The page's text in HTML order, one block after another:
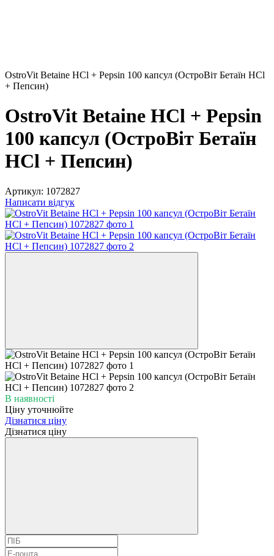
OstroVit Betaine HCl + Pepsin 100 капсул (ОстроВіт Бетаїн HCl
+ Пепсин)
OstroVit Betaine HCl + Pepsin
100 капсул (ОстроВіт Бетаїн
HCl + Пепсин)
Артикул: 1072827
Написати відгук
В наявності
Ціну уточнюйте
Дізнатися ціну
Дізнатися ціну